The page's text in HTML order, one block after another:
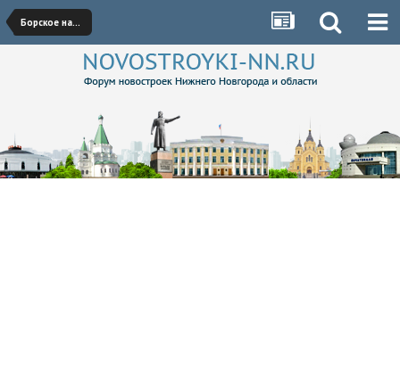
Борское направление